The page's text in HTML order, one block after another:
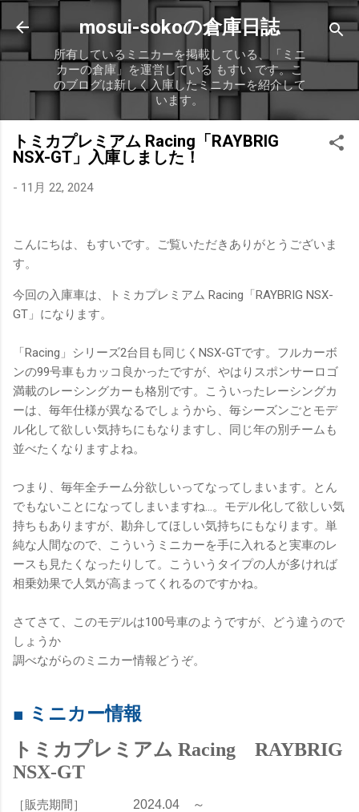
スキップしてメイン コンテンツに移動
mosui-sokoの倉庫日誌
所有しているミニカーを掲載している、「ミニ
カーの倉庫」を運営している もすい です。こ
のブログは新しく入庫したミニカーを紹介して
います。
トミカプレミアム Racing「RAYBRIG
NSX-GT」入庫しました！
- 11月 22, 2024
こんにちは、もすいです。ご覧いただきありがとうございま
す。
今回の入庫車は、トミカプレミアム Racing「RAYBRIG NSX-
GT」になります。
「Racing」シリーズ2台目も同じくNSX-GTです。フルカーボ
ンの99号車もカッコ良かったですが、やはりスポンサーロゴ
満載のレーシングカーも格別です。
こういったレーシングカ
ーは、毎年仕様が異なるでしょうから、毎シーズンごとモデ
ル化して欲しい気持ちにもなりますし、同じ年の別チームも
並べたくなりますよね。
つまり、毎年全チーム分欲しいってなってしまいます。とん
でもないことになってしまいますね…。モデル化して欲しい気
持ちもありますが、勘弁してほしい気持ちにもなります。単
純な人間なので、こういうミニカーを手に入れると実車のレ
ースも見たくなったりして。こういうタイプの人が多ければ
相乗効果で人気が高まってくれるのですかね。
さてさて、このモデルは100号車のようですが、どう違うので
しょうか
調べながらのミニカー情報どうぞ。
■ ミニカー情報
トミカプレミアム Racing RAYBRIG
NSX-GT
［販売期間］ 2024.04 ～